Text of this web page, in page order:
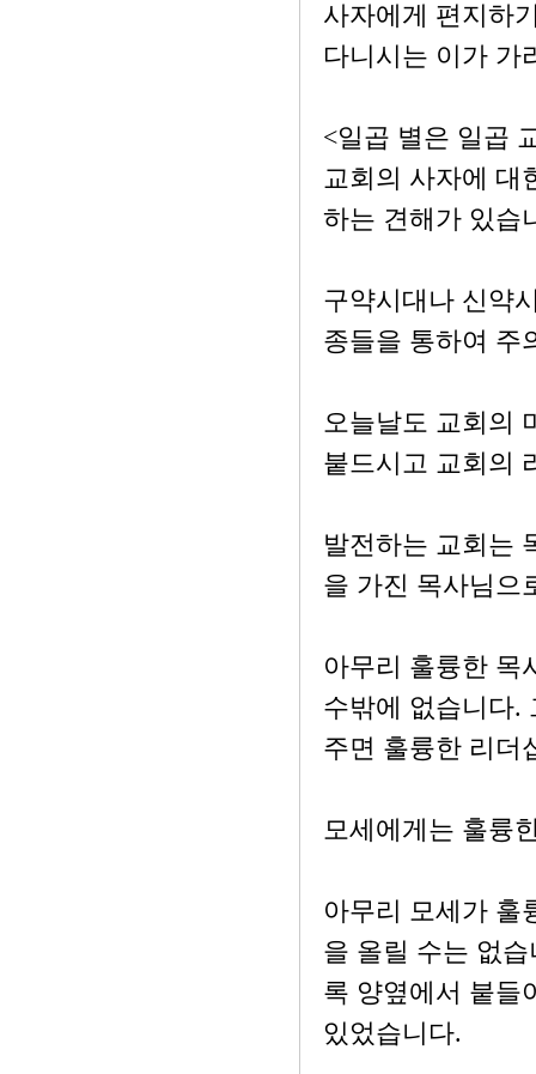
사자에게 편지하
다니시는 이가 가
<일곱 별은 일곱
교회의 사자에 대
하는 견해가 있습
구약시대나 신약
종들을 통하여 주
오늘날도 교회의
붙드시고 교회의
발전하는 교회는
을 가진 목사님으
아무리 훌륭한 목
수밖에 없습니다.
주면 훌륭한 리더
모세에게는 훌륭
아무리 모세가 훌
을 올릴 수는 없
록 양옆에서 붙들
있었습니다.